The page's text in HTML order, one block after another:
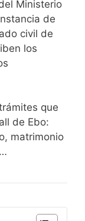
Ministerio
de
civil de
los
que
de Ebo:
matrimonio